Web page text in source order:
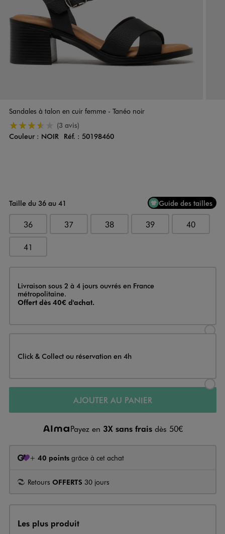
Sandales à talon en cuir femme - Tanéo noir
3.5/5 de moyenne
(3 avis)
Couleur
Couleur : NOIR Réf. : 50198460
Taille du 36 au 41 Guide des tailles
36 37 38 39 40
41
Livraison
Livraison sous 2 à 4 jours ouvrés en France
métropolitaine.
Offert dès 40€ d'achat.
Click & Collect ou réservation en 4h
AJOUTER AU PANIER
Payez en 3X sans frais dès 50€
+ 40 points grâce à cet achat
Retours OFFERTS 30 jours
Les plus produit